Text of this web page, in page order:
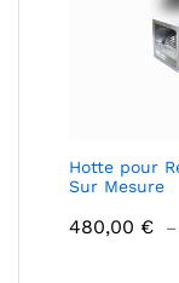
Hotte pour
Sur Mesure
480,00 € –